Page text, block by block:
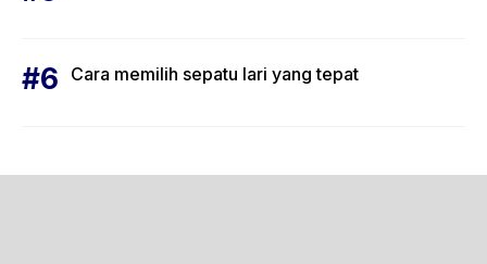
Cara memilih sepatu lari yang tepat